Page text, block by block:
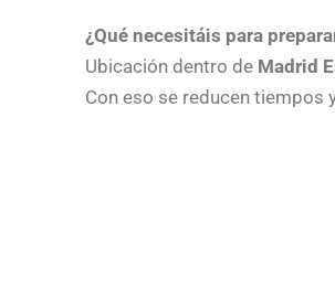
¿Qué necesitáis para
Ubicación dentro de Madrid
Con eso se reducen tiempos